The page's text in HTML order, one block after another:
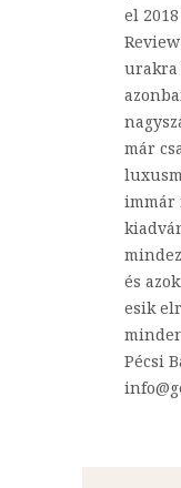
el
urakra
már
immár
és
esik
Pécsi